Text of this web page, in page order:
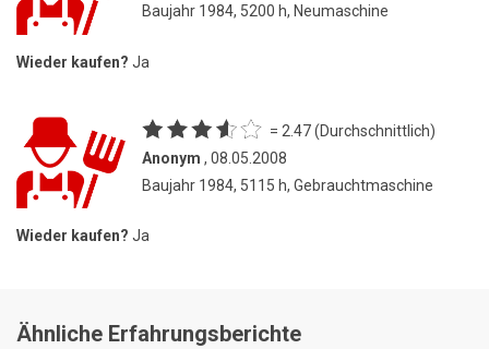
Baujahr 1984, 5200 h, Neumaschine
Wieder kaufen? Ja
= 2.47 (Durchschnittlich)
Anonym , 08.05.2008
Baujahr 1984, 5115 h, Gebrauchtmaschine
Wieder kaufen? Ja
Ähnliche Erfahrungsberichte